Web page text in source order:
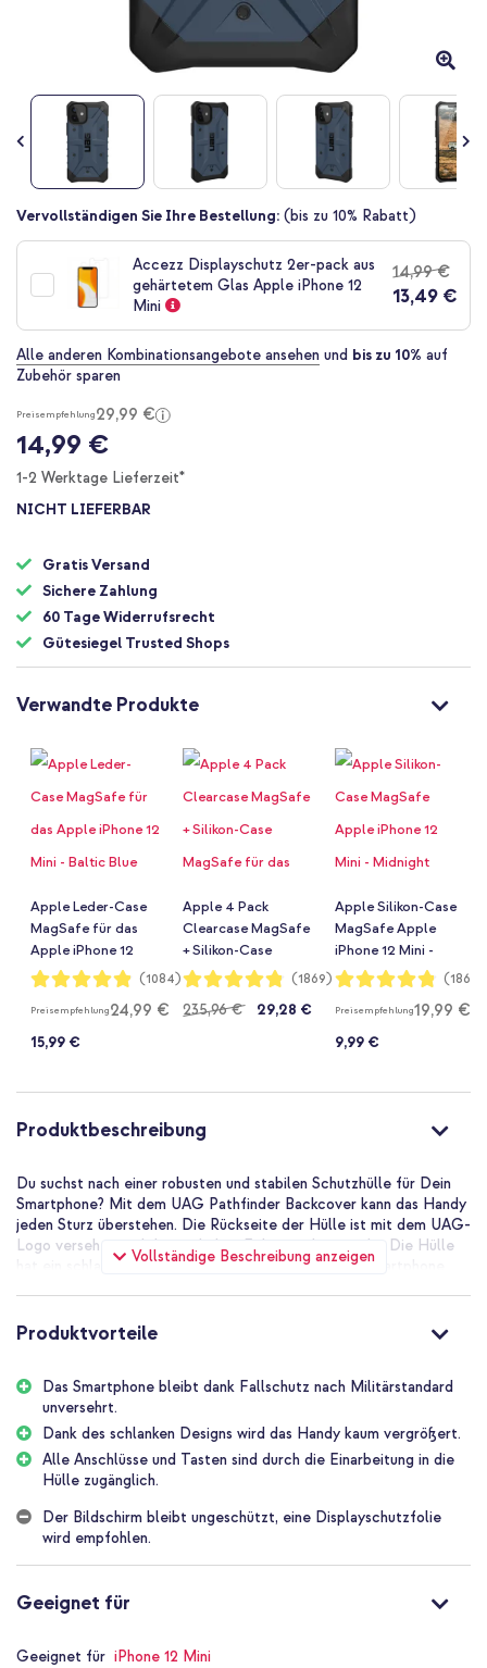
Zum
Bildgalerie
springen
Vervollständigen Sie Ihre Bestellung: (bis zu 10% Rabatt)
Accezz Displayschutz 2er-pack aus
gehärtetem Glas Apple iPhone 12
Mini
14,99 €
13,49 €
Alle anderen Kombinationsangebote ansehen und bis zu 10% auf
Zubehör sparen
Preisempfehlung29,99 €
14,99 €
1-2 Werktage Lieferzeit*
NICHT LIEFERBAR
Gratis Versand
Sichere Zahlung
60 Tage Widerrufsrecht
Gütesiegel Trusted Shops
Verwandte Produkte
Apple Leder-Case
MagSafe für das
Apple iPhone 12
Mini - Baltic Blue
Bewertung:
97%
(1084)
Preisempfehlung24,99 €
15,99 €
Apple 4 Pack
Clearcase MagSafe
+ Silikon-Case
MagSafe für das
Clear + Midnight +
Bewertung:
96%
(1869)
Regulärer
235,96 € 29,28 €
Apple Silikon-Case
MagSafe Apple
iPhone 12 Mini -
Midnight
Bewertung:
96%
(1869)
Preisempfehlung19,99 €
9,99 €
Produktbeschreibung
Vollständige Beschreibung anzeigen
Du suchst nach einer robusten und stabilen Schutzhülle für Dein
Smartphone? Mit dem UAG Pathfinder Backcover kann das Handy
jeden Sturz überstehen. Die Rückseite der Hülle ist mit dem UAG-
Logo versehen und die seitlichen Ecken sind verstärkt. Die Hülle
hat ein schlankes Panzerdesign und vergrößert das Smartphone
Die Pathfinder Backcover von UAG besteht auf der Innenseite
harten Beschichtung versehen. Die verstärkten Ecken absorbieren
Stürze und Stöße. Die Seiten haben kleine Griffkanten, die
verhindern, dass das Handy aus der Hand rutscht. Das Backcover
erfüllt die militärischen Falltest-Standards MIL-STD-810G.
Panzerdesign
Die Hülle wird für das jeweilige Smartphone maßgeschneidert und
passt sich nahtlos an das Gerät an. Alle Aussparungen und Tasten
werden in die Hülle integriert. Die Anschlüsse sind daher
verarbeitet worden. Das Backcover ist leicht und kann ganz
einfach befestigt werden.
Das Pathfinder Backcover unterstützt auch das kabellose
Produktvorteile
Das Smartphone bleibt dank Fallschutz nach Militärstandard
unversehrt.
Dank des schlanken Designs wird das Handy kaum vergrößert.
Alle Anschlüsse und Tasten sind durch die Einarbeitung in die
Hülle zugänglich.
Der Bildschirm bleibt ungeschützt, eine Displayschutzfolie
wird empfohlen.
Geeignet für
Geeignet für iPhone 12 Mini